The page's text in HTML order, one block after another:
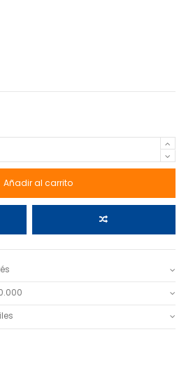
Añadir al carrito